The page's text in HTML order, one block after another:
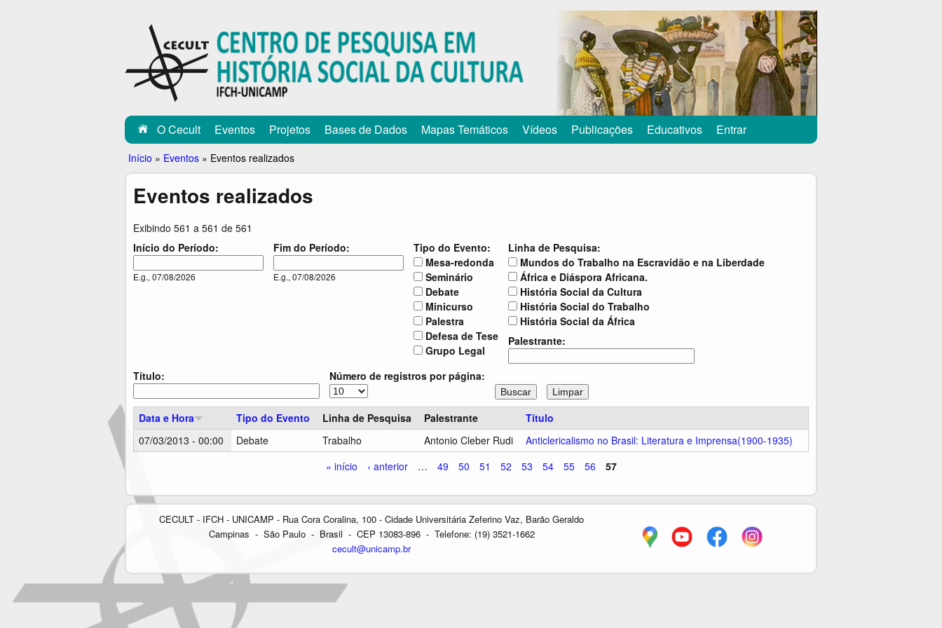
para
o
conteúdo
C
L
T
O Cecult Eventos Projetos Bases de Dados Mapas Temáticos Vídeos Publicações Educativos Entrar
Você
está
aqui
Início » Eventos » Eventos realizados
Eventos realizados
Exibindo 561 a 561 de 561
Início do Período:
n
P
e
r
o
d
a
E.g., 07/08/2026
Fim do Período:
i
í
o
d
o
a
E.g., 07/08/2026
Tipo do Evento:
Mesa-redonda
Seminário
Debate
Minicurso
Palestra
Defesa de Tese
Grupo Legal
Linha de Pesquisa:
Mundos do Trabalho na Escravidão e na Liberdade
África e Diáspora Africana.
História Social da Cultura
História Social do Trabalho
História Social da África
Palestrante:
Título: Número de registros por página:
Data e Hora Tipo do Evento Linha de Pesquisa Palestrante
Título
07/03/2013 - 00:00
Debate Trabalho Antonio Cleber Rudi Anticlericalismo no Brasil: Literatura e Imprensa(1900-1935)
á
a
s
« início ‹ anterior … 49 50 51 52 53 54 55 56 57
CECULT - IFCH - UNICAMP - Rua Cora Coralina, 100 - Cidade Universitária Zeferino Vaz, Barão Geraldo
Campinas - São Paulo - Brasil - CEP 13083-896 - Telefone: (19) 3521-1662
cecult@unicamp.br